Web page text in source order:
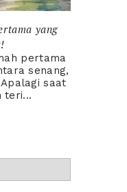
yang
pertama
senang,
saat
teri...